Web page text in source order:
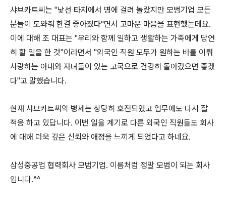
샤브카트씨는 "낯선 타지에서 병에 걸려 놀랐지만 모범기업 모든
분들이 도와줘 한결 좋아졌다"면서 고마운 마음을 표현했는데요.
이에 대해 조 대표는 "우리와 함께 일하고 생활하는 가족에게 당연
히 할 일을 한 것"이라면서 "외국인 직원 모두가 원하는 바를 이뤄
사랑하는 아내와 자녀들이 있는 고국으로 건강히 돌아갔으면 좋겠
다"고 말했습니다.
현재 샤브카트씨의 병세는 상당히 호전되었고 업무에도 다시 잘
적응 하고 있답니다. 이번 일을 계기로 다른 외국인 직원들도 회사
에 대해 더욱 깊은 신뢰와 애정을 느끼게 되었다고 하네요.
삼성중공업 협력회사 모범기업. 이름처럼 정말 모범이 되는 회사
입니다.^^